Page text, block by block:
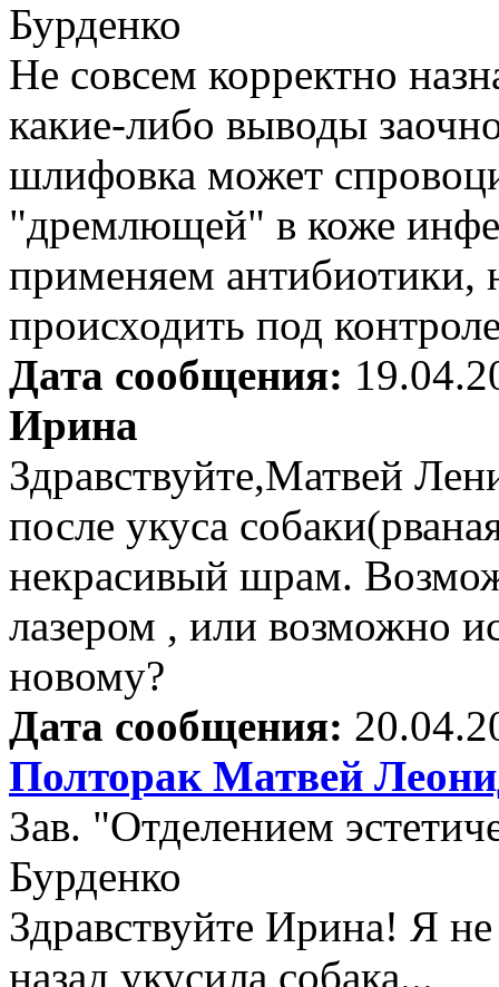
Бурденко
Не совсем корректно
какие-либо выводы
шлифовка может
"дремлющей" в коже
применяем
происходить под
Дата сообщения:
Ирина
Здравствуйте,Матвей
после укуса
некрасивый шрам.
лазером , или возможно
новому?
Дата сообщения:
Полторак Матвей
Зав. "Отделением
Бурденко
Здравствуйте Ирина! Я
назад укусила собака...